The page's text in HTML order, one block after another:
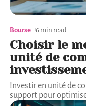
Bourse 6 min read
Choisir le
unité de
Investir en unité de
support pour